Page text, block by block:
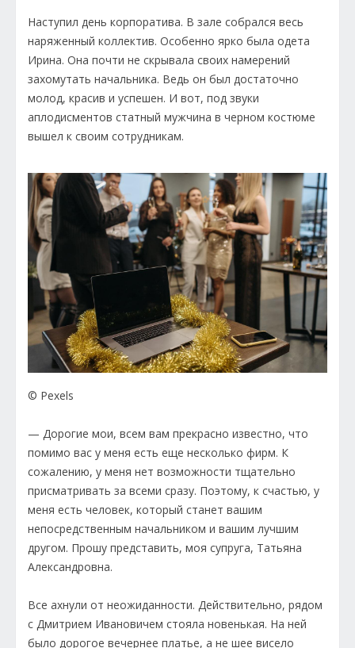
Наступил день корпоратива. В зале собрался весь
наряженный коллектив. Особенно ярко была одета
Ирина. Она почти не скрывала своих намерений
захомутать начальника. Ведь он был достаточно
молод, красив и успешен. И вот, под звуки
аплодисментов статный мужчина в черном костюме
вышел к своим сотрудникам.
© Pexels
— Дорогие мои, всем вам прекрасно известно, что
помимо вас у меня есть еще несколько фирм. К
сожалению, у меня нет возможности тщательно
присматривать за всеми сразу. Поэтому, к счастью, у
меня есть человек, который станет вашим
непосредственным начальником и вашим лучшим
другом. Прошу представить, моя супруга, Татьяна
Александровна.
Все ахнули от неожиданности. Действительно, рядом
с Дмитрием Ивановичем стояла новенькая. На ней
было дорогое вечернее платье, а не шее висело